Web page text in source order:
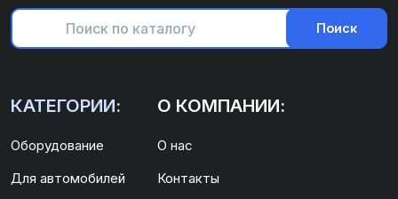
Поиск
КАТЕГОРИИ:
Оборудование
Для автомобилей
О КОМПАНИИ:
О нас
Контакты